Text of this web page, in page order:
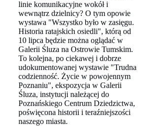
linie komunikacyjne wokół i
wewnątrz dzielnicy? O tym opowie
wystawa "Wszystko było w zasięgu.
Historia ratajskich osiedli", którą od
10 lipca będzie można oglądać w
Galerii Śluza na Ostrowie Tumskim.
To kolejna, po ciekawej i dobrze
udokumentowanej wystawie "Trudna
codzienność. Życie w powojennym
Poznaniu", ekspozycja w Galerii
Śluza, instytucji należącej do
Poznańskiego Centrum Dziedzictwa,
poświęcona historii i teraźniejszości
naszego miasta.